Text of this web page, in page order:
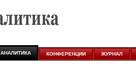
АНАЛИТИКА КОНФЕРЕНЦИИ ЖУРНАЛ